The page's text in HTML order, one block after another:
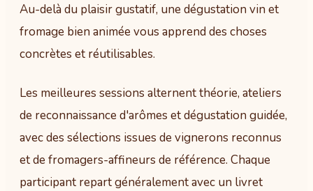
Au-delà du plaisir gustatif, une dégustation vin et
fromage bien animée vous apprend des choses
concrètes et réutilisables.
Les meilleures sessions alternent théorie, ateliers
de reconnaissance d'arômes et dégustation guidée,
avec des sélections issues de vignerons reconnus
et de fromagers-affineurs de référence. Chaque
participant repart généralement avec un livret